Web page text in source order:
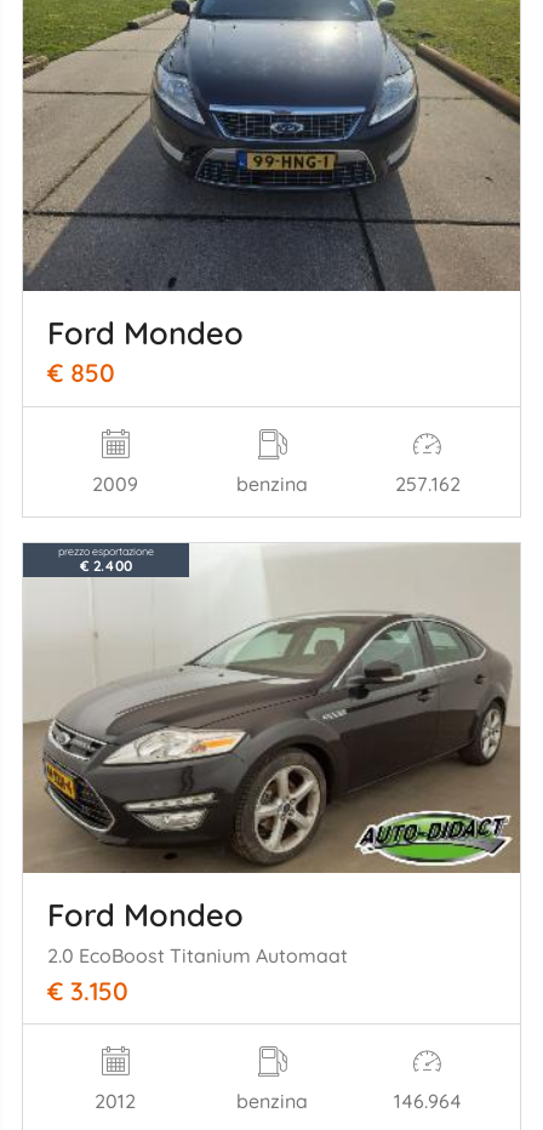
Ford Mondeo
€ 850
2009 benzina 257.162
prezzo esportazione
€ 2.400
Ford Mondeo
2.0 EcoBoost Titanium Automaat
€ 3.150
2012 benzina 146.964